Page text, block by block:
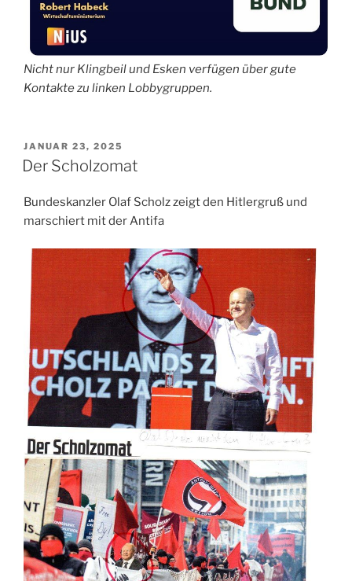
Nicht nur Klingbeil und Esken verfügen über gute
Kontakte zu linken Lobbygruppen.
VERÖFFENTLICHT
AM
JANUAR 23, 2025
Der Scholzomat
Bundeskanzler Olaf Scholz zeigt den Hitlergruß und
marschiert mit der Antifa